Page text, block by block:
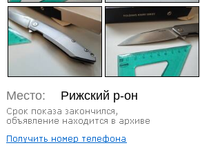
Место: Рижский р-он